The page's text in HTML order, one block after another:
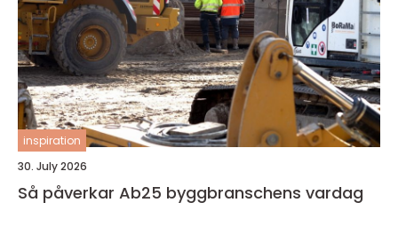
inspiration
30. July 2026
Så påverkar Ab25 byggbranschens vardag